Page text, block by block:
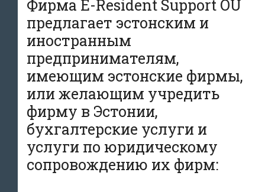
Фирма E-Resident Support OÜ
предлагает эстонским и
иностранным
предпринимателям,
имеющим эстонские фирмы,
или желающим учредить
фирму в Эстонии,
бухгалтерские услуги и
услуги по юридическому
сопровождению их фирм: